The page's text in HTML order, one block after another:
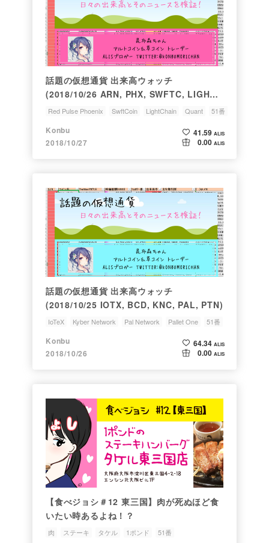
話題の仮想通貨 出来高ウォッチ
(2018/10/26 ARN, PHX, SWFTC, LIGHT,
QNT)
Red Pulse Phoenix SwftCoin LightChain Quant 51番
Konbu
2018/10/27
41.59 ALIS
0.00 ALIS
話題の仮想通貨 出来高ウォッチ
(2018/10/25 IOTX, BCD, KNC, PAL, PTN)
IoTeX Kyber Network Pal Network Pallet One 51番
Konbu
2018/10/26
64.34 ALIS
0.00 ALIS
【食べジョシ＃12 東三国】肉が死ぬほど食
いたい時あるよね！？
肉 ステーキ タケル 1ポンド 51番